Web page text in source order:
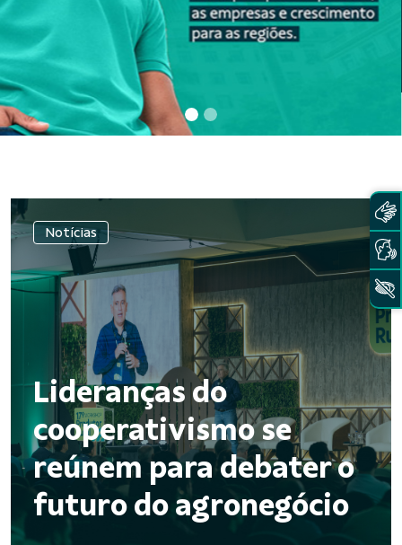
Lideranças do
cooperativismo se
reúnem para debater o
futuro do agronegócio